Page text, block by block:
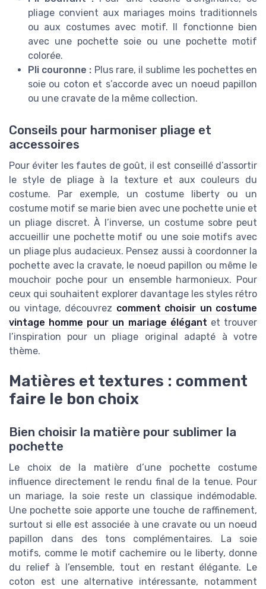
pliage convient aux mariages moins traditionnels
ou aux costumes avec motif. Il fonctionne bien
avec une pochette soie ou une pochette motif
colorée.
Pli couronne : Plus rare, il sublime les pochettes en
soie ou coton et s’accorde avec un noeud papillon
ou une cravate de la même collection.
Conseils pour harmoniser pliage et
accessoires
Pour éviter les fautes de goût, il est conseillé d’assortir
le style de pliage à la texture et aux couleurs du
costume. Par exemple, un costume liberty ou un
costume motif se marie bien avec une pochette unie et
un pliage discret. À l’inverse, un costume sobre peut
accueillir une pochette motif ou une soie motifs avec
un pliage plus audacieux. Pensez aussi à coordonner la
pochette avec la cravate, le noeud papillon ou même le
mouchoir poche pour un ensemble harmonieux. Pour
ceux qui souhaitent explorer davantage les styles rétro
ou vintage, découvrez comment choisir un costume
vintage homme pour un mariage élégant et trouver
l’inspiration pour un pliage original adapté à votre
thème.
Matières et textures : comment
faire le bon choix
Bien choisir la matière pour sublimer la
pochette
Le choix de la matière d’une pochette costume
influence directement le rendu final de la tenue. Pour
un mariage, la soie reste un classique indémodable.
Une pochette soie apporte une touche de raffinement,
surtout si elle est associée à une cravate ou un noeud
papillon dans des tons complémentaires. La soie
motifs, comme le motif cachemire ou le liberty, donne
du relief à l’ensemble, tout en restant élégante. Le
coton est une alternative intéressante, notamment